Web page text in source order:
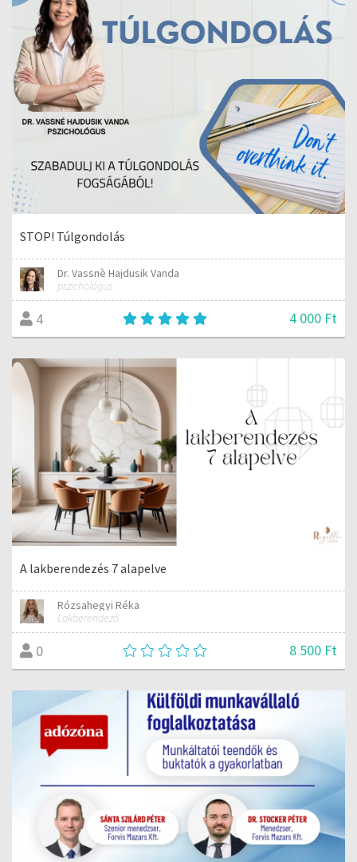
STOP! Túlgondolás
Dr. Vassnè Hajdusik Vanda
pszichológus
4 4 000 Ft
A lakberendezés 7 alapelve
Rózsahegyi Réka
Lakberendező
0 8 500 Ft